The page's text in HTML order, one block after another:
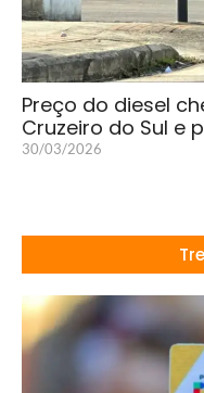
Preço do diesel
Cruzeiro do Sul e
30/03/2026